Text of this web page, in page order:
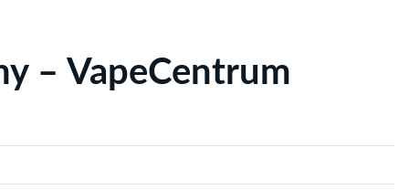
– VapeCentrum